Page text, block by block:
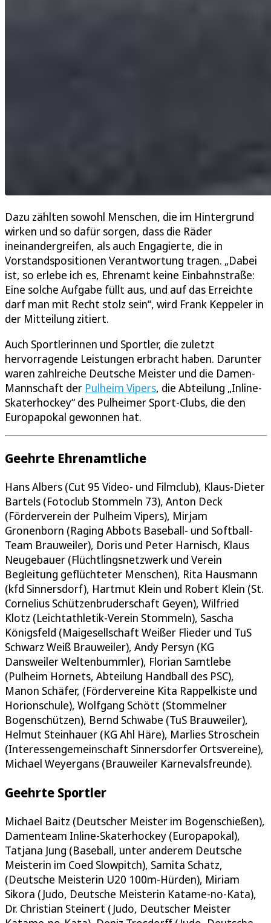
Dazu zählten sowohl Menschen, die im Hintergrund
wirken und so dafür sorgen, dass die Räder
ineinandergreifen, als auch Engagierte, die in
Vorstandspositionen Verantwortung tragen. „Dabei
ist, so erlebe ich es, Ehrenamt keine Einbahnstraße:
Eine solche Aufgabe füllt aus, und auf das Erreichte
darf man mit Recht stolz sein“, wird Frank Keppeler in
der Mitteilung zitiert.
Auch Sportlerinnen und Sportler, die zuletzt
hervorragende Leistungen erbracht haben. Darunter
waren zahlreiche Deutsche Meister und die Damen-
Mannschaft der Pulheim Vipers, die Abteilung „Inline-
Skaterhockey“ des Pulheimer Sport-Clubs, die den
Europapokal gewonnen hat.
Geehrte Ehrenamtliche
Hans Albers (Cut 95 Video- und Filmclub), Klaus-Dieter
Bartels (Fotoclub Stommeln 73), Anton Deck
(Förderverein der Pulheim Vipers), Mirjam
Gronenborn (Raging Abbots Baseball- und Softball-
Team Brauweiler), Doris und Peter Harnisch, Klaus
Neugebauer (Flüchtlingsnetzwerk und Verein
Begleitung geflüchteter Menschen), Rita Hausmann
(kfd Sinnersdorf), Hartmut Klein und Robert Klein (St.
Cornelius Schützenbruderschaft Geyen), Wilfried
Klotz (Leichtathletik-Verein Stommeln), Sascha
Königsfeld (Maigesellschaft Weißer Flieder und TuS
Schwarz Weiß Brauweiler), Andy Persyn (KG
Dansweiler Weltenbummler), Florian Samtlebe
(Pulheim Hornets, Abteilung Handball des PSC),
Manon Schäfer, (Fördervereine Kita Rappelkiste und
Horionschule), Wolfgang Schött (Stommelner
Bogenschützen), Bernd Schwabe (TuS Brauweiler),
Helmut Steinhauer (KG Ahl Häre), Marlies Stroschein
(Interessengemeinschaft Sinnersdorfer Ortsvereine),
Michael Weyergans (Brauweiler Karnevalsfreunde).
Geehrte Sportler
Michael Baitz (Deutscher Meister im Bogenschießen),
Damenteam Inline-Skaterhockey (Europapokal),
Tatjana Jung (Baseball, unter anderem Deutsche
Meisterin im Coed Slowpitch), Samita Schatz,
(Deutsche Meisterin U20 100m-Hürden), Miriam
Sikora (Judo, Deutsche Meisterin Katame-no-Kata),
Dr. Christian Steinert (Judo, Deutscher Meister